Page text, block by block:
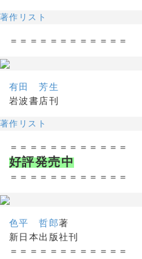
著作リスト
＝＝＝＝＝＝＝＝＝＝＝＝
有田 芳生
岩波書店刊
著作リスト
＝＝＝＝＝＝＝＝＝＝＝＝
好評発売中
＝＝＝＝＝＝＝＝＝＝＝＝
色平 哲郎著
新日本出版社刊
＝＝＝＝＝＝＝＝＝＝＝＝